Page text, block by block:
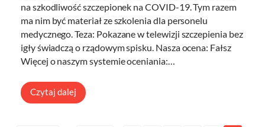
na szkodliwość szczepionek na COVID-19. Tym razem
ma nim być materiał ze szkolenia dla personelu
medycznego. Teza: Pokazane w telewizji szczepienia bez
igły świadczą o rządowym spisku. Nasza ocena: Fałsz
Więcej o naszym systemie oceniania:…
Czytaj dalej